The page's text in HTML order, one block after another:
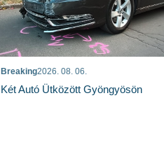
Breaking2026. 08. 06.
Két Autó Ütközött Gyöngyösön